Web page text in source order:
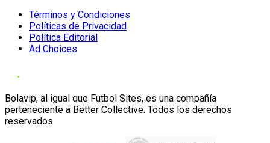
Términos y Condiciones
Políticas de Privacidad
Política Editorial
Ad Choices
Bolavip, al igual que Futbol Sites, es una compañía
perteneciente a Better Collective. Todos los derechos
reservados